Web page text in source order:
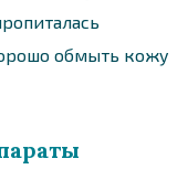
обмыть кожу